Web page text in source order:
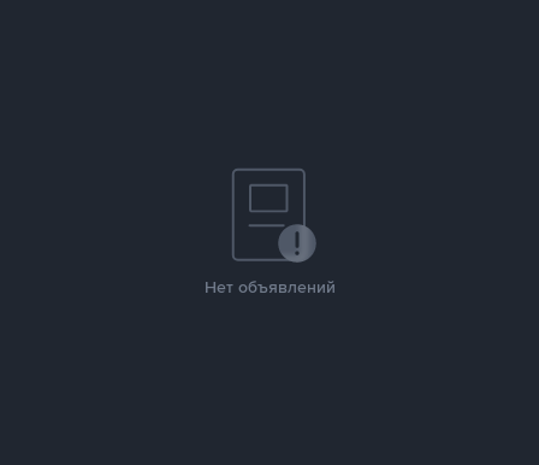
Нет объявлений